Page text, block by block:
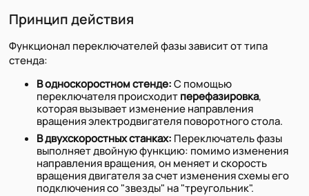
Принцип действия
Функционал переключателей фазы зависит от типа
стенда:
В односкоростном стенде:С помощью
переключателя происходитперефазировка,
которая вызывает изменение направления
вращения электродвигателя поворотного стола.
В двухскоростных станках: Переключатель фазы
выполняет двойную функцию: помимо изменения
направления вращения, он меняет и скорость
вращения двигателя за счет изменения схемы его
подключения со "звезды" на "треугольник".